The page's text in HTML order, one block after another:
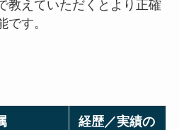
教えていただくとより正確
です。
経歴／実績の